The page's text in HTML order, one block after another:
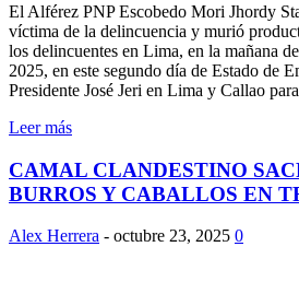
El Alférez PNP Escobedo Mori Jhordy
víctima de la delincuencia y murió
los delincuentes en Lima, en la mañana
2025, en este segundo día de Estado de
Presidente José Jeri en Lima y Callao
Leer más
CAMAL CLANDESTINO
BURROS Y CABALLOS EN
Alex Herrera - octubre 23, 2025 0